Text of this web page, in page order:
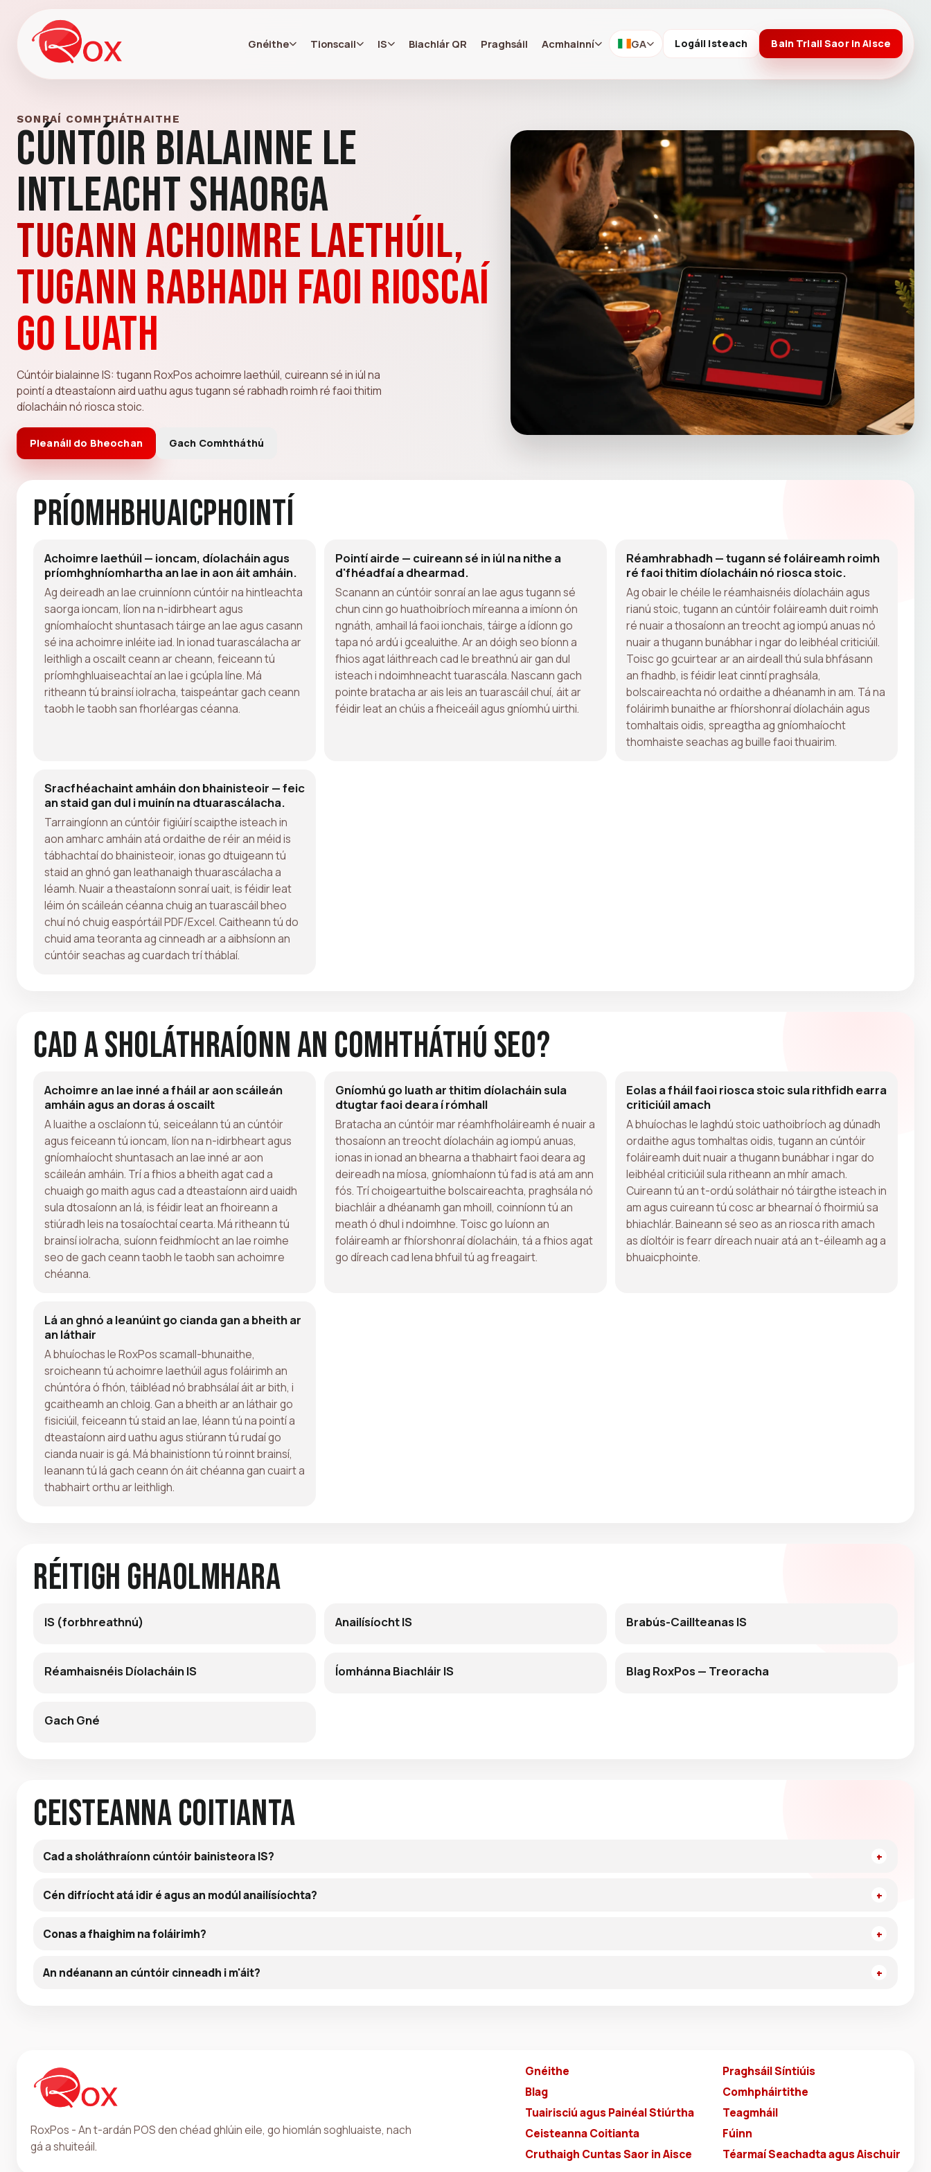
Gnéithe Tionscail IS Biachlár QR Praghsáil Acmhainní GA Logáil Isteach Bain Triail Saor in Aisce
SONRAÍ COMHTHÁTHAITHE
Cúntóir Bialainne le
Intleacht Shaorga
Tugann achoimre laethúil,
tugann rabhadh faoi rioscaí
go luath
Cúntóir bialainne IS: tugann RoxPos achoimre laethúil, cuireann sé in iúl na
pointí a dteastaíonn aird uathu agus tugann sé rabhadh roimh ré faoi thitim
díolacháin nó riosca stoic.
Pleanáil do Bheochan Gach Comhtháthú
Príomhbhuaicphointí
Achoimre laethúil — ioncam, díolacháin agus
príomhghníomhartha an lae in aon áit amháin.
Ag deireadh an lae cruinníonn cúntóir na hintleachta
saorga ioncam, líon na n-idirbheart agus
gníomhaíocht shuntasach táirge an lae agus casann
sé ina achoimre inléite iad. In ionad tuarascálacha ar
leithligh a oscailt ceann ar cheann, feiceann tú
príomhghluaiseachtaí an lae i gcúpla líne. Má
ritheann tú brainsí iolracha, taispeántar gach ceann
taobh le taobh san fhorléargas céanna.
Pointí airde — cuireann sé in iúl na nithe a
d'fhéadfaí a dhearmad.
Scanann an cúntóir sonraí an lae agus tugann sé
chun cinn go huathoibríoch míreanna a imíonn ón
ngnáth, amhail lá faoi ionchais, táirge a ídíonn go
tapa nó ardú i gcealuithe. Ar an dóigh seo bíonn a
fhios agat láithreach cad le breathnú air gan dul
isteach i ndoimhneacht tuarascála. Nascann gach
pointe bratacha ar ais leis an tuarascáil chuí, áit ar
féidir leat an chúis a fheiceáil agus gníomhú uirthi.
Réamhrabhadh — tugann sé foláireamh roimh
ré faoi thitim díolacháin nó riosca stoic.
Ag obair le chéile le réamhaisnéis díolacháin agus
rianú stoic, tugann an cúntóir foláireamh duit roimh
ré nuair a thosaíonn an treocht ag iompú anuas nó
nuair a thugann bunábhar i ngar do leibhéal criticiúil.
Toisc go gcuirtear ar an airdeall thú sula bhfásann
an fhadhb, is féidir leat cinntí praghsála,
bolscaireachta nó ordaithe a dhéanamh in am. Tá na
foláirimh bunaithe ar fhíorshonraí díolacháin agus
tomhaltais oidis, spreagtha ag gníomhaíocht
thomhaiste seachas ag buille faoi thuairim.
Sracfhéachaint amháin don bhainisteoir — feic
an staid gan dul i muinín na dtuarascálacha.
Tarraingíonn an cúntóir figiúirí scaipthe isteach in
aon amharc amháin atá ordaithe de réir an méid is
tábhachtaí do bhainisteoir, ionas go dtuigeann tú
staid an ghnó gan leathanaigh thuarascálacha a
léamh. Nuair a theastaíonn sonraí uait, is féidir leat
léim ón scáileán céanna chuig an tuarascáil bheo
chuí nó chuig easpórtáil PDF/Excel. Caitheann tú do
chuid ama teoranta ag cinneadh ar a aibhsíonn an
cúntóir seachas ag cuardach trí tháblaí.
Cad a Sholáthraíonn an Comhtháthú Seo?
Achoimre an lae inné a fháil ar aon scáileán
amháin agus an doras á oscailt
A luaithe a osclaíonn tú, seiceálann tú an cúntóir
agus feiceann tú ioncam, líon na n-idirbheart agus
gníomhaíocht shuntasach an lae inné ar aon
scáileán amháin. Trí a fhios a bheith agat cad a
chuaigh go maith agus cad a dteastaíonn aird uaidh
sula dtosaíonn an lá, is féidir leat an fhoireann a
stiúradh leis na tosaíochtaí cearta. Má ritheann tú
brainsí iolracha, suíonn feidhmíocht an lae roimhe
seo de gach ceann taobh le taobh san achoimre
chéanna.
Gníomhú go luath ar thitim díolacháin sula
dtugtar faoi deara í rómhall
Bratacha an cúntóir mar réamhfholáireamh é nuair a
thosaíonn an treocht díolacháin ag iompú anuas,
ionas in ionad an bhearna a thabhairt faoi deara ag
deireadh na míosa, gníomhaíonn tú fad is atá am ann
fós. Trí choigeartuithe bolscaireachta, praghsála nó
biachláir a dhéanamh gan mhoill, coinníonn tú an
meath ó dhul i ndoimhne. Toisc go luíonn an
foláireamh ar fhíorshonraí díolacháin, tá a fhios agat
go díreach cad lena bhfuil tú ag freagairt.
Eolas a fháil faoi riosca stoic sula rithfidh earra
criticiúil amach
A bhuíochas le laghdú stoic uathoibríoch ag dúnadh
ordaithe agus tomhaltas oidis, tugann an cúntóir
foláireamh duit nuair a thugann bunábhar i ngar do
leibhéal criticiúil sula ritheann an mhír amach.
Cuireann tú an t-ordú soláthair nó táirgthe isteach in
am agus cuireann tú cosc ar bhearnaí ó fhoirmiú sa
bhiachlár. Baineann sé seo as an riosca rith amach
as díoltóir is fearr díreach nuair atá an t-éileamh ag a
bhuaicphointe.
Lá an ghnó a leanúint go cianda gan a bheith ar
an láthair
A bhuíochas le RoxPos scamall-bhunaithe,
sroicheann tú achoimre laethúil agus foláirimh an
chúntóra ó fhón, táibléad nó brabhsálaí áit ar bith, i
gcaitheamh an chloig. Gan a bheith ar an láthair go
fisiciúil, feiceann tú staid an lae, léann tú na pointí a
dteastaíonn aird uathu agus stiúrann tú rudaí go
cianda nuair is gá. Má bhainistíonn tú roinnt brainsí,
leanann tú lá gach ceann ón áit chéanna gan cuairt a
thabhairt orthu ar leithligh.
Réitigh Ghaolmhara
IS (forbhreathnú) Anailísíocht IS Brabús-Caillteanas IS
Réamhaisnéis Díolacháin IS Íomhánna Biachláir IS Blag RoxPos — Treoracha
Gach Gné
Ceisteanna Coitianta
Cad a sholáthraíonn cúntóir bainisteora IS?
Cén difríocht atá idir é agus an modúl anailísíochta?
Conas a fhaighim na foláirimh?
An ndéanann an cúntóir cinneadh i m'áit?
RoxPos - An t-ardán POS den chéad ghlúin eile, go hiomlán soghluaiste, nach
gá a shuiteáil.
Gnéithe
Blag
Tuairisciú agus Painéal Stiúrtha
Ceisteanna Coitianta
Cruthaigh Cuntas Saor in Aisce
Praghsáil Síntiúis
Comhpháirtithe
Teagmháil
Fúinn
Téarmaí Seachadta agus Aischuir